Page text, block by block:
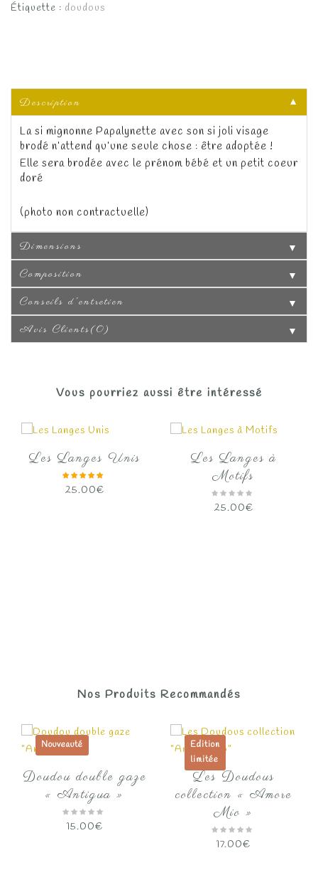
Étiquette : doudous
Description
▼
La si mignonne Papalynette avec son si joli visage
brodé n’attend qu’une seule chose : être adoptée !
Elle sera brodée avec le prénom bébé et un petit coeur
doré
(photo non contractuelle)
Dimensions ▼
Composition ▼
Conseils d'entretien ▼
Avis Clients(0) ▼
Vous pourriez aussi être intéressé
Les Langes Unis
25.00€
Les Langes à
Motifs
25.00€
Nos Produits Recommandés
Nouveauté
Doudou double gaze
« Antigua »
15.00€
Edition
limitée
Les Doudous
collection « Amore
Mio »
17.00€